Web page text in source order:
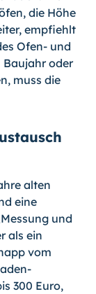
die Höhe
empfiehlt
Ofen- und
oder
muss die
alten
eine
und
als ein
vom
300 Euro,